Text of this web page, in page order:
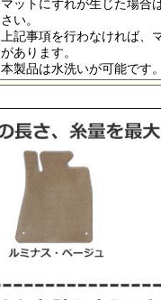
さい。
上記事項を行わなければ
があります。
本製品は水洗いが可能です